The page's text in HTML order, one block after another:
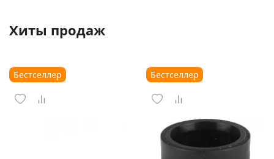
Хиты продаж
Бестселлер Бестселлер